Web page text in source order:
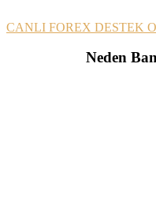
CANLI FOREX DESTEK
Neden